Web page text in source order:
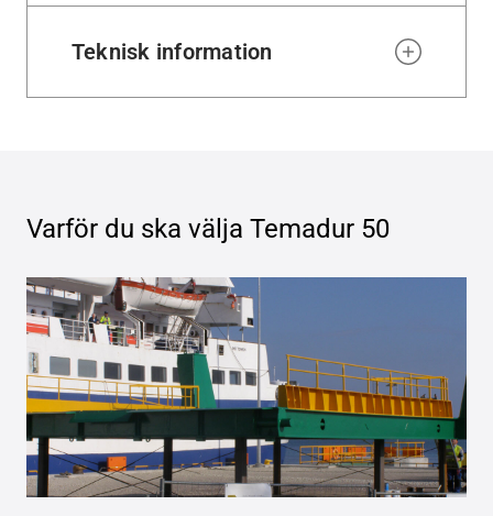
Teknisk information
Varför du ska välja Temadur 50